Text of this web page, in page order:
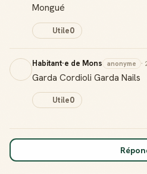
Mongué
Utile0
Habitant·e de Mons anonyme ·
Garda Cordioli Garda Nails
Utile0